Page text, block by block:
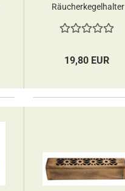
Räucherkegelhalter
19,80 EUR